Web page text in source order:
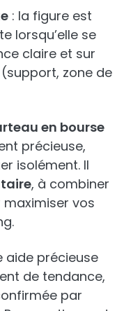
: la figure est
lorsqu’elle se
claire et sur
zone de
en bourse
précieuse,
isolément. Il
, à combiner
maximiser vos
aide précieuse
de tendance,
par